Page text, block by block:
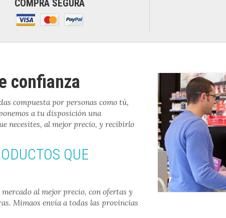
COMPRA SEGURA
confianza
compuesta por personas como tú,
a tu disposición una
necesites, al mejor precio, y recibirlo
QUE
al mejor precio, con ofertas y
Mimaos envía a todas las provincias